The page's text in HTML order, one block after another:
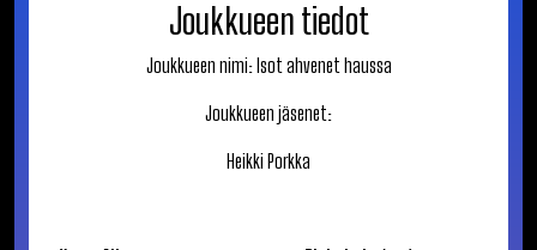
Joukkueen tiedot
Joukkueen nimi:Isot ahvenet haussa
Joukkueen jäsenet:
Heikki Porkka